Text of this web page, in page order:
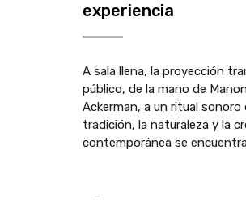
experiencia
A sala llena, la proyección
público, de la mano de
Ackerman, a un ritual sonoro
tradición, la naturaleza y la
contemporánea se